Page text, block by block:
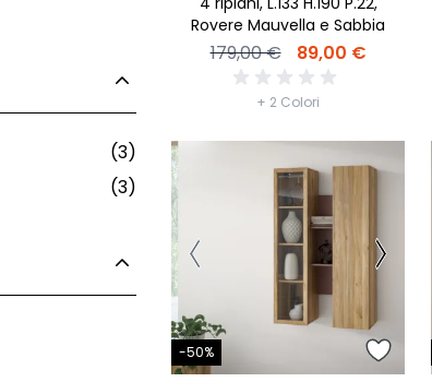
Rovere Mauvella e Sabbia
179,00 € 89,00 €
+ 2 Colori
-50%
(3)
(3)